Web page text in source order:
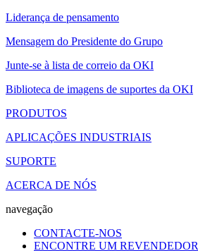
Liderança de pensamento
Mensagem do Presidente do Grupo
Junte-se à lista de correio da OKI
Biblioteca de imagens de suportes da OKI
PRODUTOS
APLICAÇÕES INDUSTRIAIS
SUPORTE
ACERCA DE NÓS
navegação
CONTACTE-NOS
ENCONTRE UM REVENDEDOR